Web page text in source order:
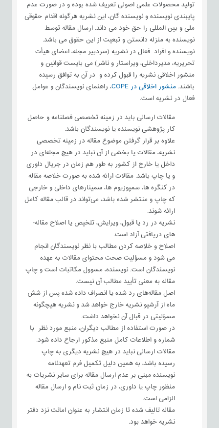
تولید محصولات علمی اصولی تعریف شده بوده و در صورت عدم
پایبندی نویسنده و نویسنده گان، این نشریه هرگونه اقدام حقوقی
ملی و بین المللی را حق خود می داند. ارسال مقاله توسط
نویسنده به منزله دانستن و تبعیت از این حقوق می باشد.
نویسنده و افراد فعال در نشریه (سردبیر مجله، اعضای هیأت
تحریریه، مدیرداخلی، ویراستار و ناشر) می بایست قوانین و
منشور اخلاقی نشریه را قبول کرده و در آن به توافق رسیده
باشند. منشور اخلاقی در COPE
، راهنمای نویسندگان و عوامل
فعال در نشریه است.
مقالات ارسالی باید در زمینه­ تخصصی فصلنامه و حاصل
کار پژوهشی نویسنده یا نویسندگان باشد.
علاوه بر قرار گرفتن موضوع مقاله در زمینه تخصصی
نشریه، مقالات یا بخشی از آن نباید در هیچ مجله‌ای در
داخل یا خارج از کشور به طور هم ‌زمان در جریال داوری
و یا چاپ باشد. مقالات ارائه شده به صورت خلاصه مقاله
در کنگره ها، سمپوزیوم ها، سمینارهای داخلی و خارجی
که چاپ و منتشر شده باشد، می‌تواند در قالب مقاله کامل
ارائه شوند.
نشریه در رد یا قبول، ویرایش، تلخیص یا اصلاح مقاله­
های دریافتی آزاد است.
اصلاح و خلاصه کردن مطالب با نظر نویسندگان انجام
می شود و مسؤلیت صحت محتوای مقالات به عهده
نویسندگان است. نویسنده‌، مسوول مکاتبات است و چاپ
مقاله به معنی تأیید مطالب آن نیست.
اصل مقاله‌های رد شده یا انصراف داده شده پس از شش
ماه از آرشیو نشریه خارج خواهد شد و نشریه هیچگونه
مسؤلیتی در قبال آن نخواهد داشت.
در صورت استفاده از مطالب دیگران، منبع مورد نظر با
شماره و اطلاعات کامل منبع مذکور ارجاع داده شود.
مقالات ارسالی نباید در هیچ نشریه دیگری به چاپ
رسیده باشد، به همین دلیل تکمیل فرم‌ تعهدنامه
نویسنده مبنی بر عدم ارسال مقاله برای سایر نشریات به
منظور چاپ یا داوری، در زمان ثبت نام و ارسال مقاله
الزامی است.
مقاله تالیف شده تا زمان انتشار به عنوان امانت نزد دفتر
نشریه خواهد بود.